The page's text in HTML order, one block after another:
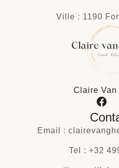
Ville : 1190
Claire Van
Email :
Tel : +32